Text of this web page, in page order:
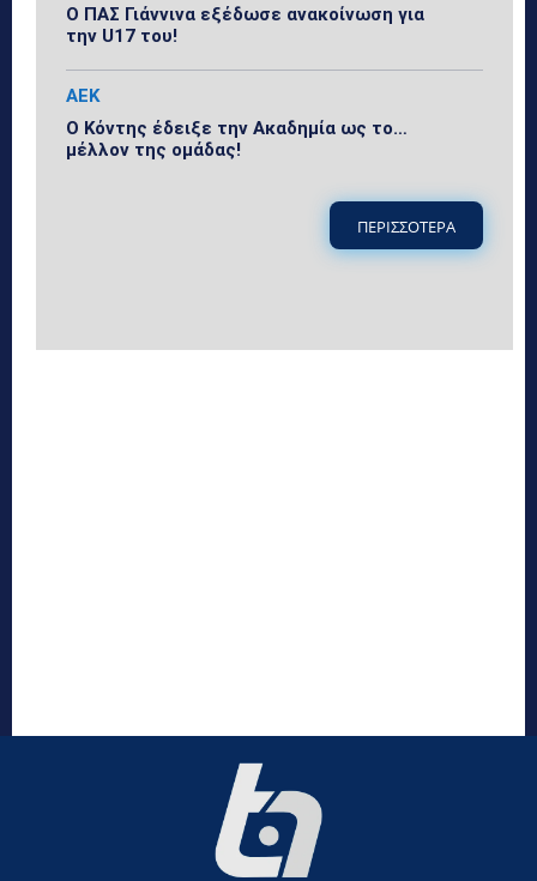
Ο ΠΑΣ Γιάννινα εξέδωσε ανακοίνωση για
την U17 του!
ΑΕΚ
Ο Κόντης έδειξε την Ακαδημία ως το…
μέλλον της ομάδας!
ΠΕΡΙΣΣΟΤΕΡΑ